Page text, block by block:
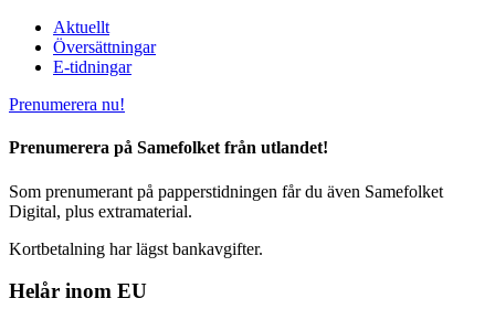
Aktuellt
Översättningar
E-tidningar
Prenumerera nu!
Prenumerera på Samefolket från utlandet!
Som prenumerant på papperstidningen får du även Samefolket
Digital, plus extramaterial.
Kortbetalning har lägst bankavgifter.
Helår inom EU